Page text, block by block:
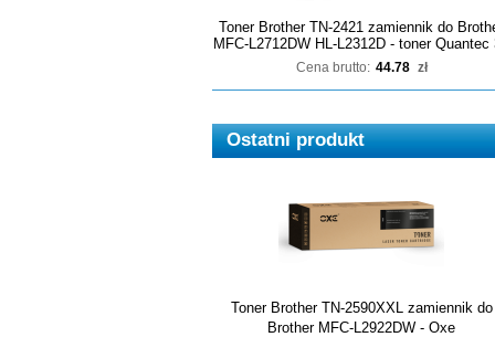
Toner Brother TN-2421 zamiennik do
MFC-L2712DW HL-L2312D - toner Quantec
Cena brutto: 44.78 zł
Ostatni produkt
Toner Brother TN-2590XXL zamiennik do
Brother MFC-L2922DW - Oxe